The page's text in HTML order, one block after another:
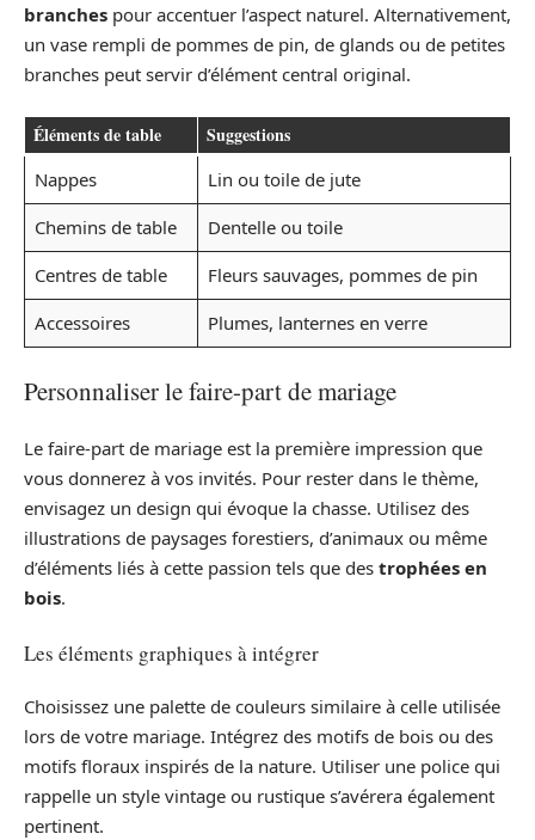
branches pour accentuer l’aspect naturel. Alternativement,
un vase rempli de pommes de pin, de glands ou de petites
branches peut servir d’élément central original.
Éléments de table Suggestions
Nappes
Lin ou toile de jute
Chemins de table
Dentelle ou toile
Centres de table
Fleurs sauvages, pommes de pin
Accessoires
Plumes, lanternes en verre
Personnaliser le faire-part de mariage
Le faire-part de mariage est la première impression que
vous donnerez à vos invités. Pour rester dans le thème,
envisagez un design qui évoque la chasse. Utilisez des
illustrations de paysages forestiers, d’animaux ou même
d’éléments liés à cette passion tels que des trophées en
bois.
Les éléments graphiques à intégrer
Choisissez une palette de couleurs similaire à celle utilisée
lors de votre mariage. Intégrez des motifs de bois ou des
motifs floraux inspirés de la nature. Utiliser une police qui
rappelle un style vintage ou rustique s’avérera également
pertinent.